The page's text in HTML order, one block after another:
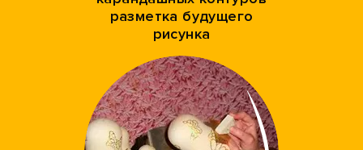
разметка будущего
рисунка